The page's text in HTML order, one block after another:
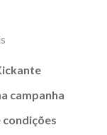
campanha
condições